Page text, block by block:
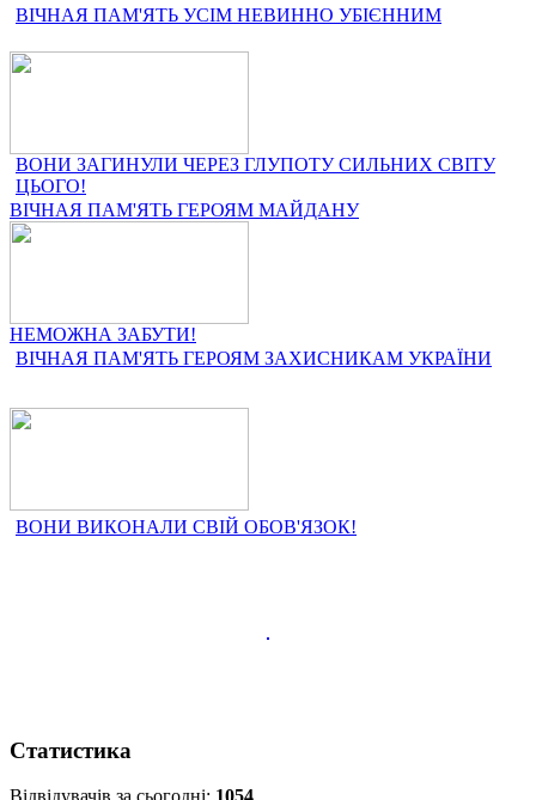
ВІЧНАЯ ПАМ'ЯТЬ УСІМ НЕВИННО УБІЄННИМ
ВОНИ ЗАГИНУЛИ ЧЕРЕЗ ГЛУПОТУ СИЛЬНИХ СВІТУ
ЦЬОГО!
ВІЧНАЯ ПАМ'ЯТЬ ГЕРОЯМ МАЙДАНУ
НЕМОЖНА ЗАБУТИ!
ВІЧНАЯ ПАМ'ЯТЬ ГЕРОЯМ ЗАХИСНИКАМ УКРАЇНИ
ВОНИ ВИКОНАЛИ СВІЙ ОБОВ'ЯЗОК!
Статистика
Відвідувачів за сьогодні: 1054